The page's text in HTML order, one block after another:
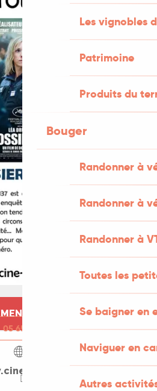
Les vignobles
Patrimoine
Produits du
Bouger
Randonner à
Randonner à
Randonner à
Toutes les
Se baigner en
Naviguer en
Autres
TERMINÉ
05 65 11 44
lot.com